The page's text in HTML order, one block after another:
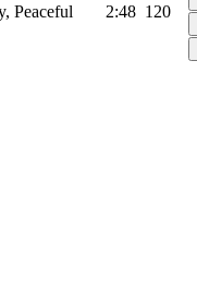
Peaceful 2:48 120